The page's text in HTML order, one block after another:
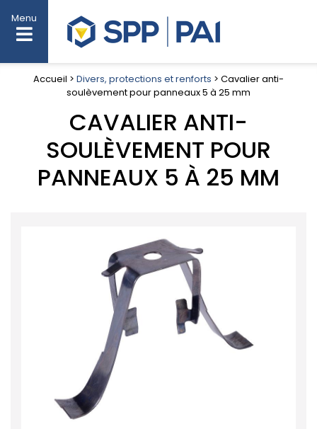
Menu
Accueil > Divers, protections et renforts > Cavalier anti-
soulèvement pour panneaux 5 à 25 mm
CAVALIER ANTI-
SOULÈVEMENT POUR
PANNEAUX 5 À 25 MM